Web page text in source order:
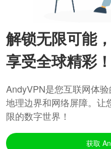
解锁无限可能，
享受全球精彩！
AndyVPN是您互联网体
地理边界和网络屏障。让
限的数字世界！
获取